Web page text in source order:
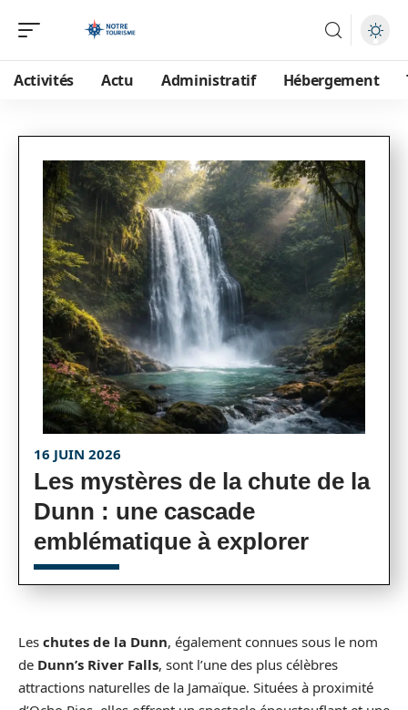
Activités Actu Administratif Hébergement
16 JUIN 2026
Les mystères de la chute de la
Dunn : une cascade
emblématique à explorer
Les chutes de la Dunn, également connues sous le nom
de Dunn’s River Falls, sont l’une des plus célèbres
attractions naturelles de la Jamaïque. Situées à proximité